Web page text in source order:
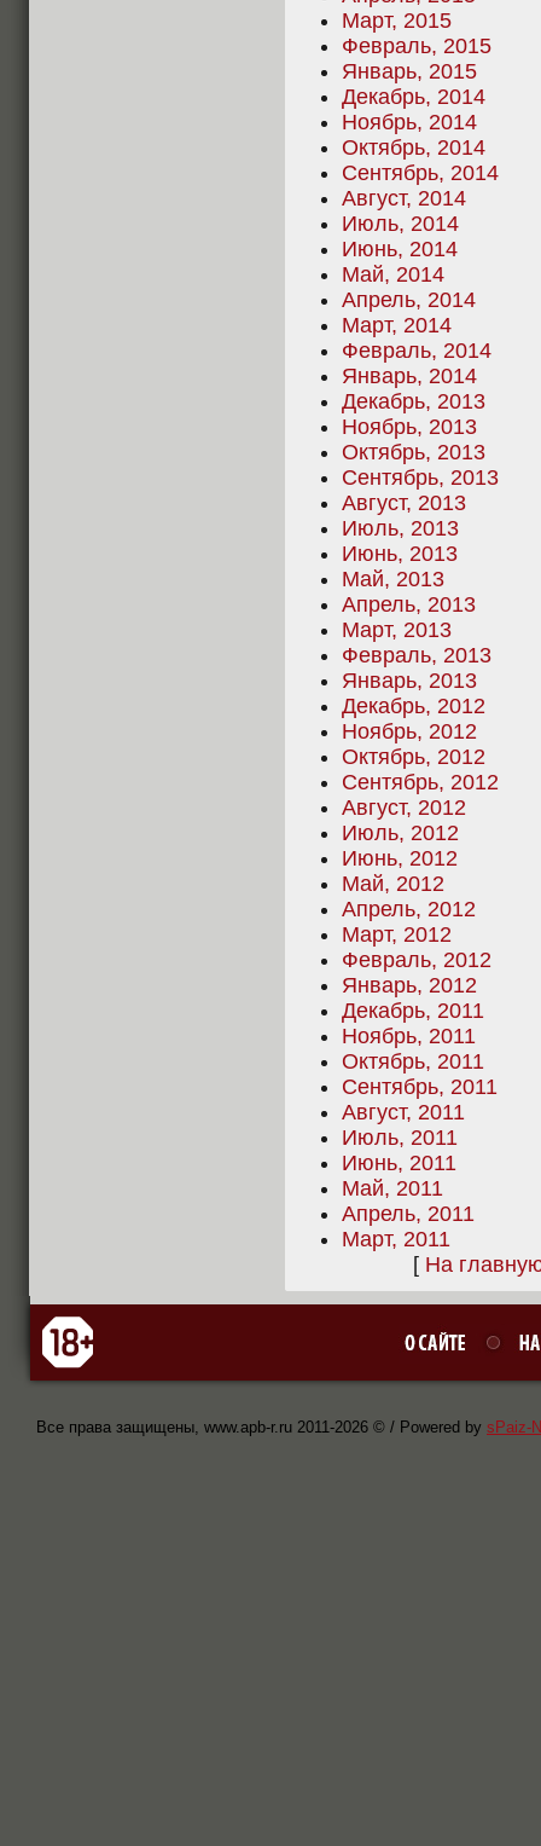
Март, 2015
Февраль, 2015
Январь, 2015
Декабрь, 2014
Ноябрь, 2014
Октябрь, 2014
Сентябрь, 2014
Август, 2014
Июль, 2014
Июнь, 2014
Май, 2014
Апрель, 2014
Март, 2014
Февраль, 2014
Январь, 2014
Декабрь, 2013
Ноябрь, 2013
Октябрь, 2013
Сентябрь, 2013
Август, 2013
Июль, 2013
Июнь, 2013
Май, 2013
Апрель, 2013
Март, 2013
Февраль, 2013
Январь, 2013
Декабрь, 2012
Ноябрь, 2012
Октябрь, 2012
Сентябрь, 2012
Август, 2012
Июль, 2012
Июнь, 2012
Май, 2012
Апрель, 2012
Март, 2012
Февраль, 2012
Январь, 2012
Декабрь, 2011
Ноябрь, 2011
Октябрь, 2011
Сентябрь, 2011
Август, 2011
Июль, 2011
Июнь, 2011
Май, 2011
Апрель, 2011
Март, 2011
[ На
Все права защищены, www.apb-r.ru 2011-2026 © / Powered by sPaiz-